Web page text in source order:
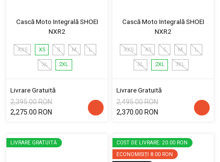
Cască Moto Integrală SHOEI
NXR2
XXS XS S M L
XL 2XL
Livrare Gratuită
2,395.00 RON
2,275.00 RON
Cască Moto Integrală SHOEI
NXR2
XXS XS S M L
XL 2XL 3XL
Livrare Gratuită
2,495.00 RON
2,370.00 RON
LIVRARE GRATUITĂ
COST DE LIVRARE: 20.00 RON
ECONOMISIȚI 8.00 RON